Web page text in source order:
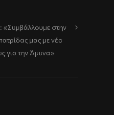
στην
μας με νέο
για την Άμυνα»